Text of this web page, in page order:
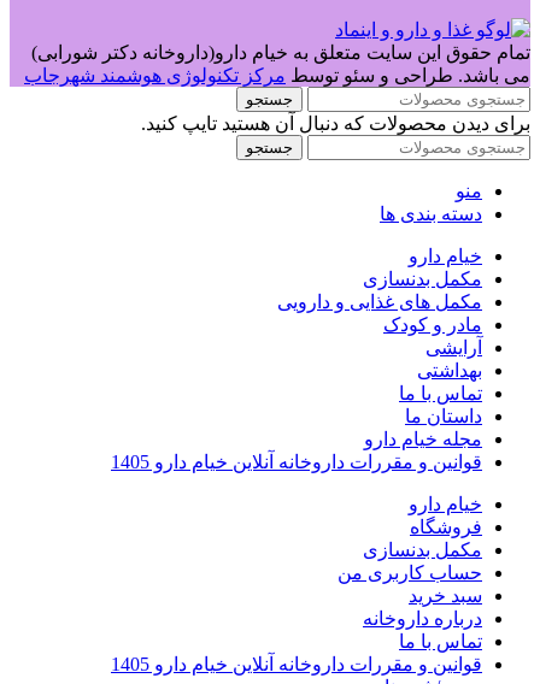
تمام حقوق این سایت متعلق به خیام دارو(داروخانه دکتر شورابی)
می باشد. طراحی و سئو توسط مرکز تکنولوژی هوشمند شهرجاب
جستجو
برای دیدن محصولات که دنبال آن هستید تایپ کنید.
جستجو
منو
دسته بندی ها
خیام دارو
مکمل بدنسازی
مکمل های غذایی و دارویی
مادر و کودک
آرایشی
بهداشتی
تماس با ما
داستان ما
مجله خیام دارو
قوانین و مقررات داروخانه آنلاین خیام دارو 1405
خیام دارو
فروشگاه
مکمل بدنسازی
حساب کاربری من
سبد خرید
درباره داروخانه
تماس با ما
قوانین و مقررات داروخانه آنلاین خیام دارو 1405